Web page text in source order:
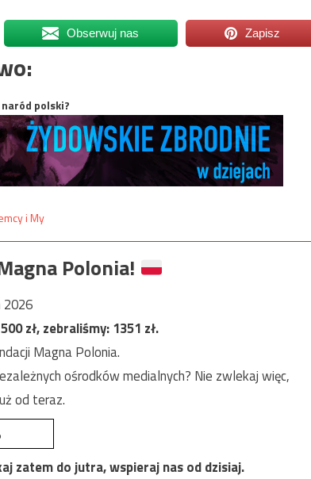
Obserwuj nas Zapisz
polski?
Polonia!
2026
zł, zebraliśmy:1351 zł.
Magna Polonia.
ośrodków medialnych? Nie zwlekaj więc,
od teraz.
zatem do jutra, wspieraj nas od dzisiaj.